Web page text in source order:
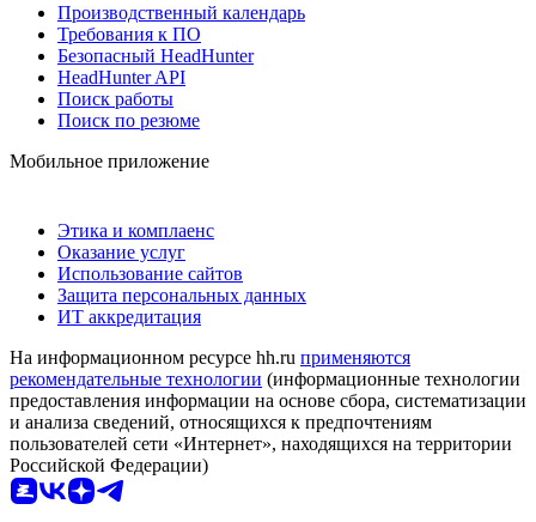
Производственный календарь
Требования к ПО
Безопасный HeadHunter
HeadHunter API
Поиск работы
Поиск по резюме
Мобильное приложение
Этика и комплаенс
Оказание услуг
Использование сайтов
Защита персональных данных
ИТ аккредитация
На информационном ресурсе hh.ru применяются
рекомендательные технологии (информационные технологии
предоставления информации на основе сбора, систематизации
и анализа сведений, относящихся к предпочтениям
пользователей сети «Интернет», находящихся на территории
Российской Федерации)